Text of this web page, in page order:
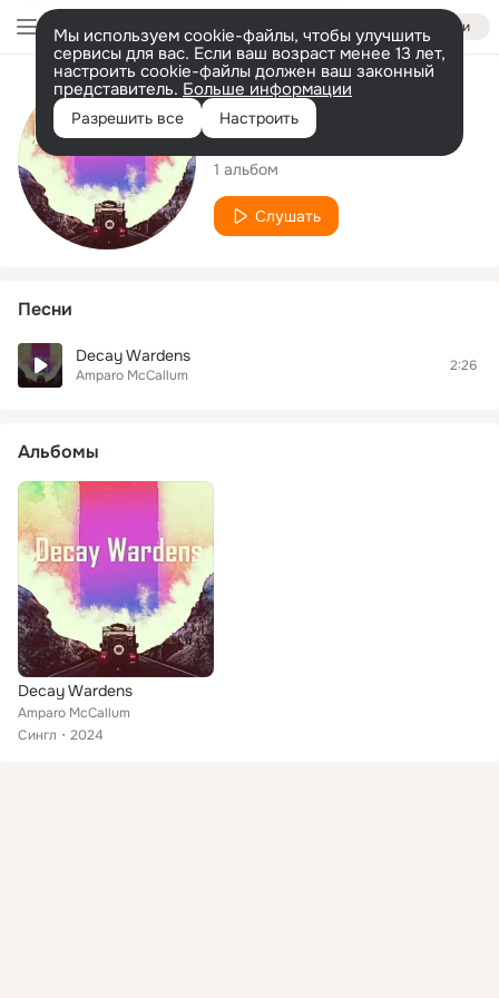
Войти
Мы используем cookie-файлы, чтобы улучшить
сервисы для вас. Если ваш возраст менее 13 лет,
настроить cookie-файлы должен ваш законный
представитель. Больше информации
Разрешить все Настроить
Исполнитель
Amparo McCallum
1 альбом
Слушать
Песни
Decay Wardens
Amparo McCallum
2:26
Альбомы
Decay Wardens
Amparo McCallum
Сингл
2024